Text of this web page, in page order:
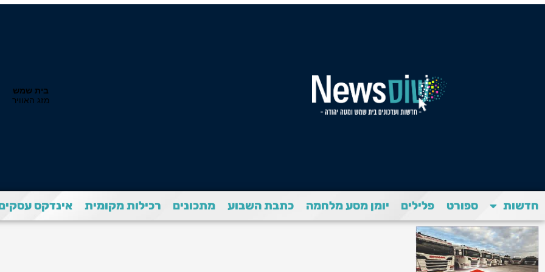
חדשות ספורט פלילים יומן מסע מלחמה כתבת השבוע מתכונים רכילות מקומית אינדקס